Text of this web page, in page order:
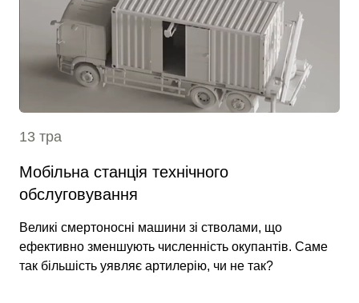
13 тра
Мобільна станція технічного
обслуговування
Великі смертоносні машини зі стволами, що
ефективно зменшують численність окупантів. Саме
так більшість уявляє артилерію, чи не так?